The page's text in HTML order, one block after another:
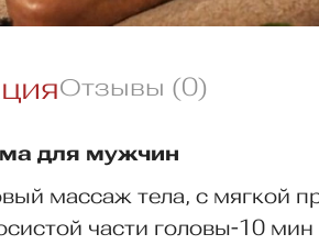
Отзывы (0)
для мужчин
массаж тела, с мягкой
части головы-10 мин